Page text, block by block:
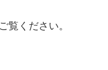
覧ください。